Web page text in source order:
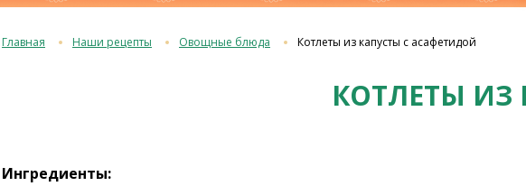
Главная Наши рецепты Овощные блюда Котлеты из капусты с асафетидой
КОТЛЕТЫ ИЗ
Ингредиенты: